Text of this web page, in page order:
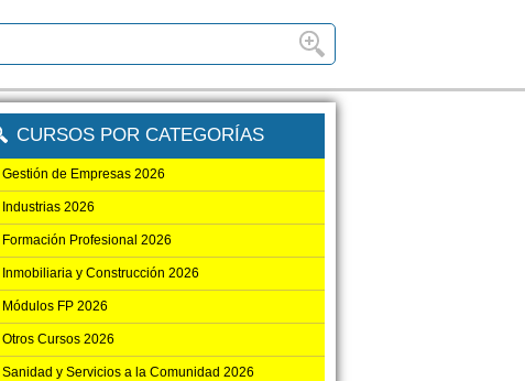
CURSOS POR CATEGORÍAS
Gestión de Empresas 2026
Industrias 2026
Formación Profesional 2026
Inmobiliaria y Construcción 2026
Módulos FP 2026
Otros Cursos 2026
Sanidad y Servicios a la Comunidad 2026